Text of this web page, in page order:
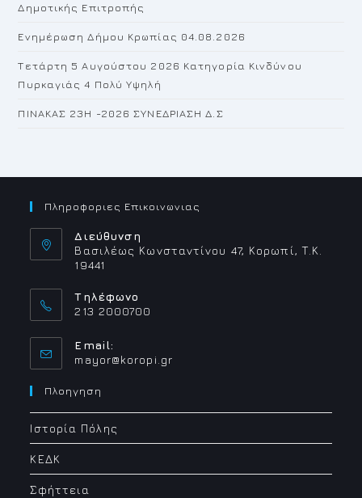
Δημοτικής Επιτροπής
Ενημέρωση Δήμου Κρωπίας 04.08.2026
Τετάρτη 5 Αυγούστου 2026 Κατηγορία Κινδύνου
Πυρκαγιάς 4 Πολύ Υψηλή
ΠΙΝΑΚΑΣ 23H -2026 ΣΥΝΕΔΡΙΑΣΗ Δ.Σ
Πληροφοριες Επικοινωνιας
Διεύθυνση
Βασιλέως Κωνσταντίνου 47, Κορωπί, Τ.Κ.
19441
Τηλέφωνο
213 2000700
Email:
mayor@koropi.grOpens
Πλοηγηση
Ιστορία Πόλης
ΚΕΔΚ
Σφήττεια